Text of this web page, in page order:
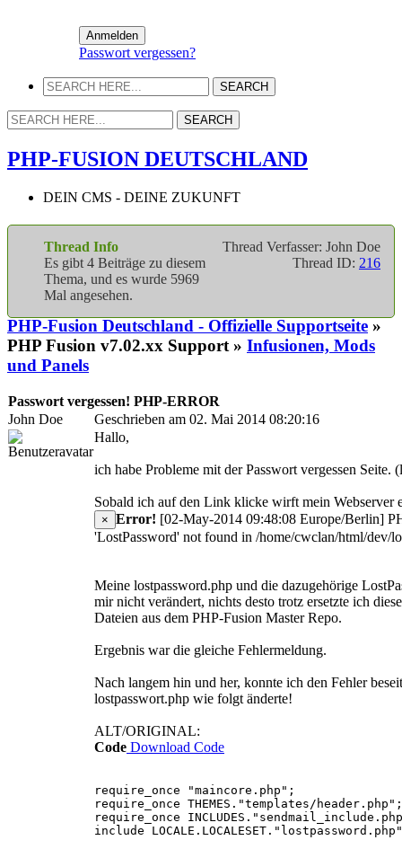
Passwort vergessen?
PHP-FUSION DEUTSCHLAND
DEIN CMS - DEINE ZUKUNFT
Thread Verfasser: John Doe
Thread ID: 216
Thread Info
Es gibt 4 Beiträge zu diesem
Thema, und es wurde 5969
Mal angesehen.
PHP-Fusion Deutschland - Offizielle Supportseite »
PHP Fusion v7.02.xx Support » Infusionen, Mods
und Panels
Passwort vergessen! PHP-ERROR
John Doe
Geschrieben am 02. Mai 2014 08:20:16
Hallo,
ich habe Probleme mit der Passwort vergessen Seite.
Sobald ich auf den Link klicke wirft mein Webserver
× Error! [02-May-2014 09:48:08 Europe/Berlin]
'LostPassword' not found in /home/cwclan/html/dev/
Meine lostpassword.php und die dazugehörige
mir nicht verändert, nichts desto trotz ersetzte ich
Dateien aus dem PHP-Fusion Master Repo.
Ergebnis war die gleiche Fehlermeldung.
Nach langem hin und her, konnte ich den Fehler
lostpasswort.php wie folgt änderte!
ALT/ORIGINAL:
Code Download Code
require_once "maincore.php";
require_once THEMES."templates/header.php";
require_once
include